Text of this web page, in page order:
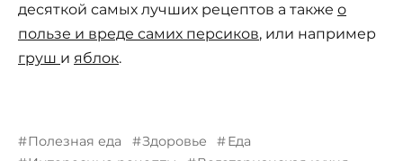
десяткой самых лучших рецептов а также о
пользе и вреде самих персиков, или например
груш и яблок.
Полезная еда Здоровье
Еда